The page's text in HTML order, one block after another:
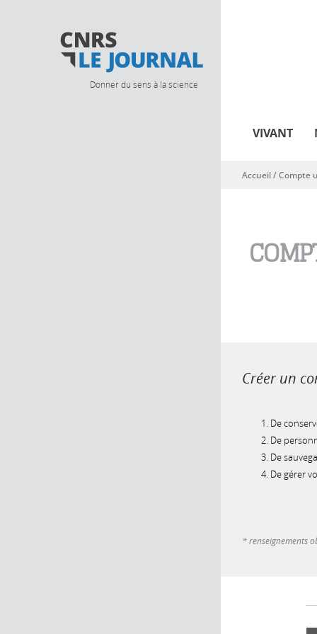
Donner du sens à la science
VIVANT
Vous êtes ici
Accueil/Compte
Créer un
De
De
De
De gérer
* renseignements